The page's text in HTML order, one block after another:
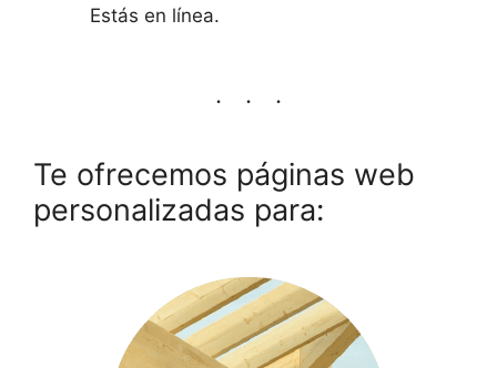
Estás en línea.
Te ofrecemos páginas web
personalizadas para: